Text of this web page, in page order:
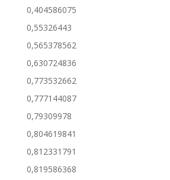
0,404586075
0,55326443
0,565378562
0,630724836
0,773532662
0,777144087
0,79309978
0,804619841
0,812331791
0,819586368